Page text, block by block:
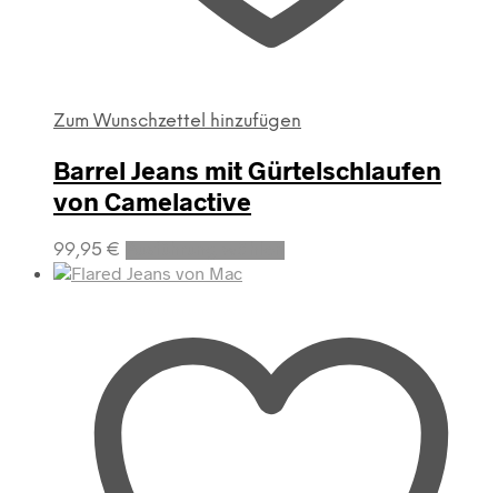
Zum Wunschzettel hinzufügen
Barrel Jeans mit Gürtelschlaufen
von Camelactive
99,95 €
Dieses
auf.
Die
Optionen